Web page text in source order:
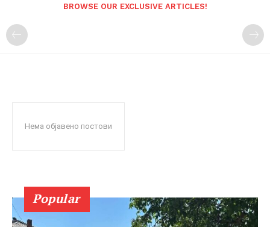
BROWSE OUR EXCLUSIVE ARTICLES!
Нема објавено постови
Popular